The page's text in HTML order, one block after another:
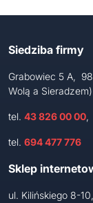
Siedziba firmy
Grabowiec 5 A,
Wolą a Sieradzem)
tel. 43 826 00 00,
tel. 694 477 776
Sklep
ul. Kilińskiego 8-10,